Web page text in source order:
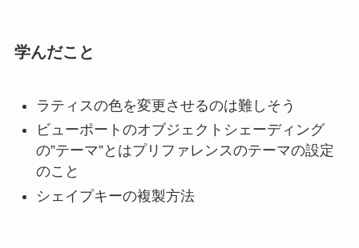
学んだこと
ラティスの色を変更させるのは難しそう
ビューポートのオブジェクトシェーディング
の”テーマ”とはプリファレンスのテーマの設定
のこと
シェイプキーの複製方法